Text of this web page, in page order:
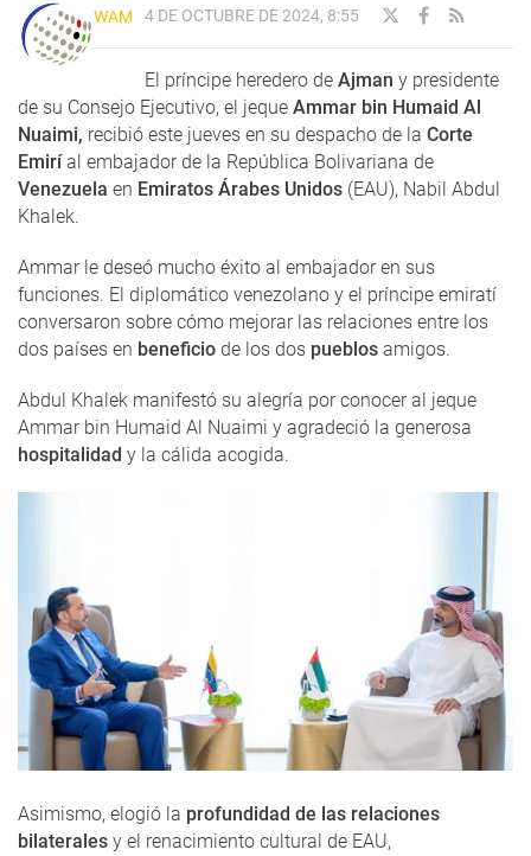
WAM 4 DE OCTUBRE DE 2024, 8:55
El príncipe heredero de Ajman y presidente
de su Consejo Ejecutivo, el jeque Ammar bin Humaid Al
Nuaimi, recibió este jueves en su despacho de la Corte
Emiríal embajador de la República Bolivariana de
Venezuela en Emiratos Árabes Unidos (EAU), Nabil Abdul
Khalek.
Ammar le deseó mucho éxito al embajador en sus
funciones. El diplomático venezolano y el príncipe emiratí
conversaron sobre cómo mejorar las relaciones entre los
dos países en beneficio de los dos pueblos amigos.
Abdul Khalek manifestó su alegría por conocer al jeque
Ammar bin Humaid Al Nuaimi y agradeció la generosa
hospitalidad y la cálida acogida.
Asimismo, elogió la profundidad de las relaciones
bilaterales y el renacimiento cultural de EAU,